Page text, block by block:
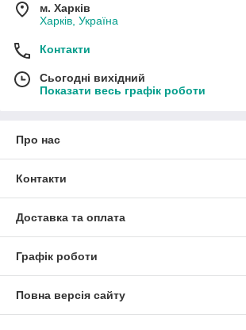
м. Харків
Харків, Україна
Контакти
Сьогодні вихідний
Показати весь графік роботи
Про нас
Контакти
Доставка та оплата
Графік роботи
Повна версія сайту